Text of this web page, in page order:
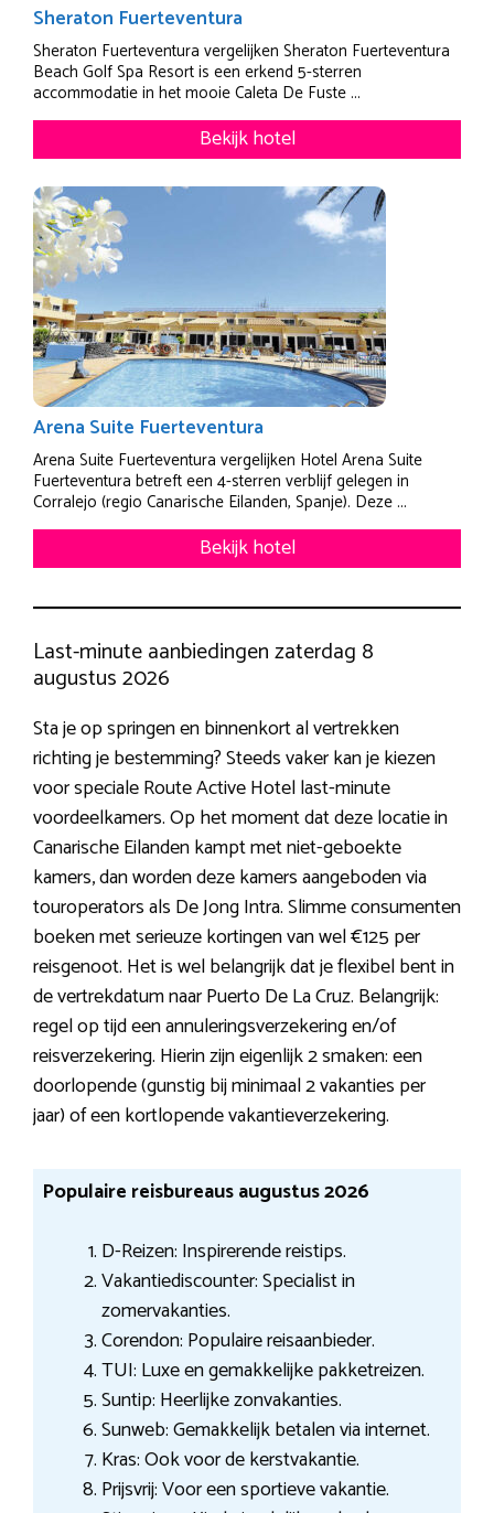
Sheraton Fuerteventura
Sheraton Fuerteventura vergelijken Sheraton Fuerteventura
Beach Golf Spa Resort is een erkend 5-sterren
accommodatie in het mooie Caleta De Fuste ...
Bekijk hotel
Arena Suite Fuerteventura
Arena Suite Fuerteventura vergelijken Hotel Arena Suite
Fuerteventura betreft een 4-sterren verblijf gelegen in
Corralejo (regio Canarische Eilanden, Spanje). Deze ...
Bekijk hotel
Last-minute aanbiedingen zaterdag 8
augustus 2026
Sta je op springen en binnenkort al vertrekken
richting je bestemming? Steeds vaker kan je kiezen
voor speciale Route Active Hotel last-minute
voordeelkamers. Op het moment dat deze locatie in
Canarische Eilanden kampt met niet-geboekte
kamers, dan worden deze kamers aangeboden via
touroperators als De Jong Intra. Slimme consumenten
boeken met serieuze kortingen van wel €125 per
reisgenoot. Het is wel belangrijk dat je flexibel bent in
de vertrekdatum naar Puerto De La Cruz. Belangrijk:
regel op tijd een annuleringsverzekering en/of
reisverzekering. Hierin zijn eigenlijk 2 smaken: een
doorlopende (gunstig bij minimaal 2 vakanties per
jaar) of een kortlopende vakantieverzekering.
Populaire reisbureaus augustus 2026
D-Reizen: Inspirerende reistips.
Vakantiediscounter: Specialist in
zomervakanties.
Corendon: Populaire reisaanbieder.
TUI: Luxe en gemakkelijke pakketreizen.
Suntip: Heerlijke zonvakanties.
Sunweb: Gemakkelijk betalen via internet.
Kras: Ook voor de kerstvakantie.
Prijsvrij: Voor een sportieve vakantie.